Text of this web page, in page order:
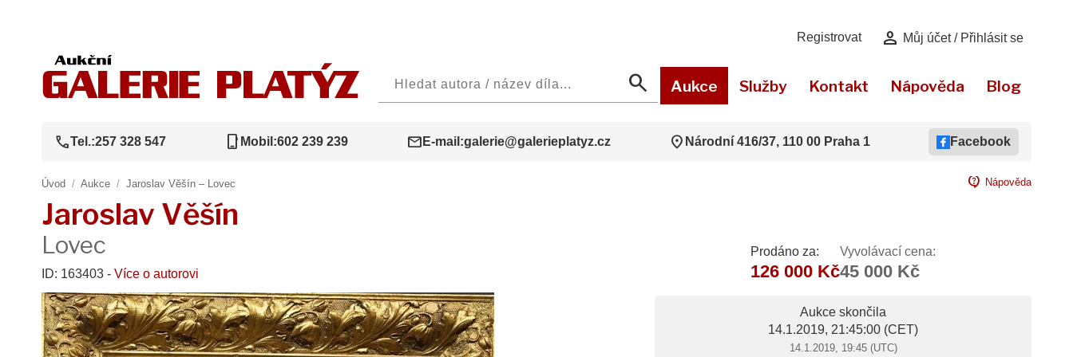
Registrovat person Můj účet / Přihlásit se
search Aukce Služby Kontakt Nápověda Blog
callTel.:257 328 547 phone_iphone Mobil:602 239 239 mail E-mail:galerie@galerieplatyz.cz location_on Národní 416/37, 110 00 Praha 1 Facebook
Úvod / Aukce / Jaroslav Věšín – Lovec contact_support Nápověda
Jaroslav Věšín
Lovec
ID: 163403 - Více o autorovi
Prodáno za:
126 000 Kč
Vyvolávací cena:
45 000 Kč
Aukce skončila
14.1.2019, 21:45:00 (CET)
14.1.2019, 19:45 (UTC)